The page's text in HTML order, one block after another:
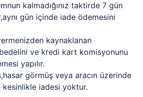
kalmadığınız taktirde 7 gün
gün içinde iade ödemesini
kaynaklanan
ve kredi kart komisyonunu
yapılır.
görmüş veya aracın üzerinde
kesinlikle iadesi yoktur.